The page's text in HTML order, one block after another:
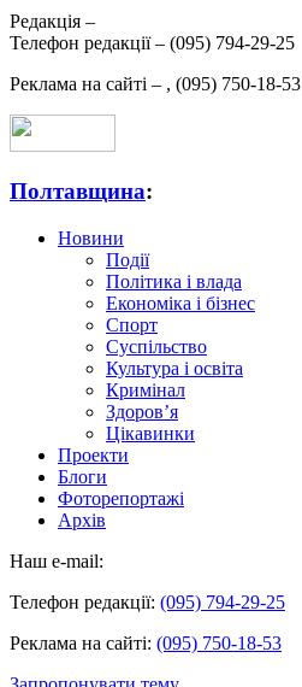
Редакція –
Телефон редакції – (095) 794-29-25
Реклама на сайті – , (095) 750-18-53
Полтавщина:
Новини
Події
Політика і влада
Економіка і бізнес
Спорт
Суспільство
Культура і освіта
Кримінал
Здоров’я
Цікавинки
Проекти
Блоги
Фоторепортажі
Архів
Наш e-mail:
Телефон редакції: (095) 794-29-25
Реклама на сайті: (095) 750-18-53